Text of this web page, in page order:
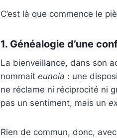
C’est là que commence le
1. Généalogie d’une
La bienveillance, dans son
nommait eunoia : une
ne réclame ni réciprocité ni
pas un sentiment, mais un
Rien de commun, donc,